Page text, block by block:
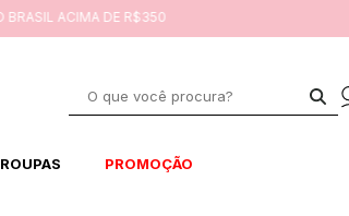
ROUPAS PROMOÇÃO